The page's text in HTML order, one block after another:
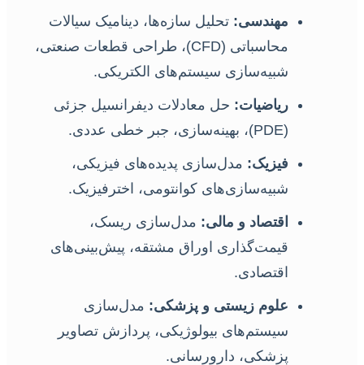
مهندسی: تحلیل سازه‌ها، دینامیک سیالات
محاسباتی (CFD)، طراحی قطعات صنعتی،
شبیه‌سازی سیستم‌های الکتریکی.
ریاضیات: حل معادلات دیفرانسیل جزئی
(PDE)، بهینه‌سازی، جبر خطی عددی.
فیزیک: مدل‌سازی پدیده‌های فیزیکی،
شبیه‌سازی‌های کوانتومی، اخترفیزیک.
اقتصاد و مالی: مدل‌سازی ریسک،
قیمت‌گذاری اوراق مشتقه، پیش‌بینی‌های
اقتصادی.
علوم زیستی و پزشکی: مدل‌سازی
سیستم‌های بیولوژیکی، پردازش تصاویر
پزشکی، دارورسانی.